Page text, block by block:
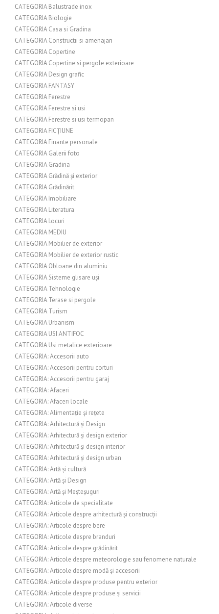
CATEGORIA Balustrade inox
CATEGORIA Biologie
CATEGORIA Casa si Gradina
CATEGORIA Constructii si amenajari
CATEGORIA Copertine
CATEGORIA Copertine si pergole exterioare
CATEGORIA Design grafic
CATEGORIA FANTASY
CATEGORIA Ferestre
CATEGORIA Ferestre si usi
CATEGORIA Ferestre si usi termopan
CATEGORIA FICȚIUNE
CATEGORIA Finante personale
CATEGORIA Galerii foto
CATEGORIA Gradina
CATEGORIA Grădină și exterior
CATEGORIA Grădinărit
CATEGORIA Imobiliare
CATEGORIA Literatura
CATEGORIA Locuri
CATEGORIA MEDIU
CATEGORIA Mobilier de exterior
CATEGORIA Mobilier de exterior rustic
CATEGORIA Obloane din aluminiu
CATEGORIA Sisteme glisare uși
CATEGORIA Tehnologie
CATEGORIA Terase si pergole
CATEGORIA Turism
CATEGORIA Urbanism
CATEGORIA USI ANTIFOC
CATEGORIA Usi metalice exterioare
CATEGORIA: Accesorii auto
CATEGORIA: Accesorii pentru corturi
CATEGORIA: Accesorii pentru garaj
CATEGORIA: Afaceri
CATEGORIA: Afaceri locale
CATEGORIA: Alimentație și rețete
CATEGORIA: Arhitectură și Design
CATEGORIA: Arhitectură și design exterior
CATEGORIA: Arhitectură și design interior
CATEGORIA: Arhitectură și design urban
CATEGORIA: Artă și cultură
CATEGORIA: Artă și Design
CATEGORIA: Artă și Meșteșuguri
CATEGORIA: Articole de specialitate
CATEGORIA: Articole despre arhitectură și construcții
CATEGORIA: Articole despre bere
CATEGORIA: Articole despre branduri
CATEGORIA: Articole despre grădinărit
CATEGORIA: Articole despre meteorologie sau fenomene naturale
CATEGORIA: Articole despre modă și accesorii
CATEGORIA: Articole despre produse pentru exterior
CATEGORIA: Articole despre produse și servicii
CATEGORIA: Articole diverse